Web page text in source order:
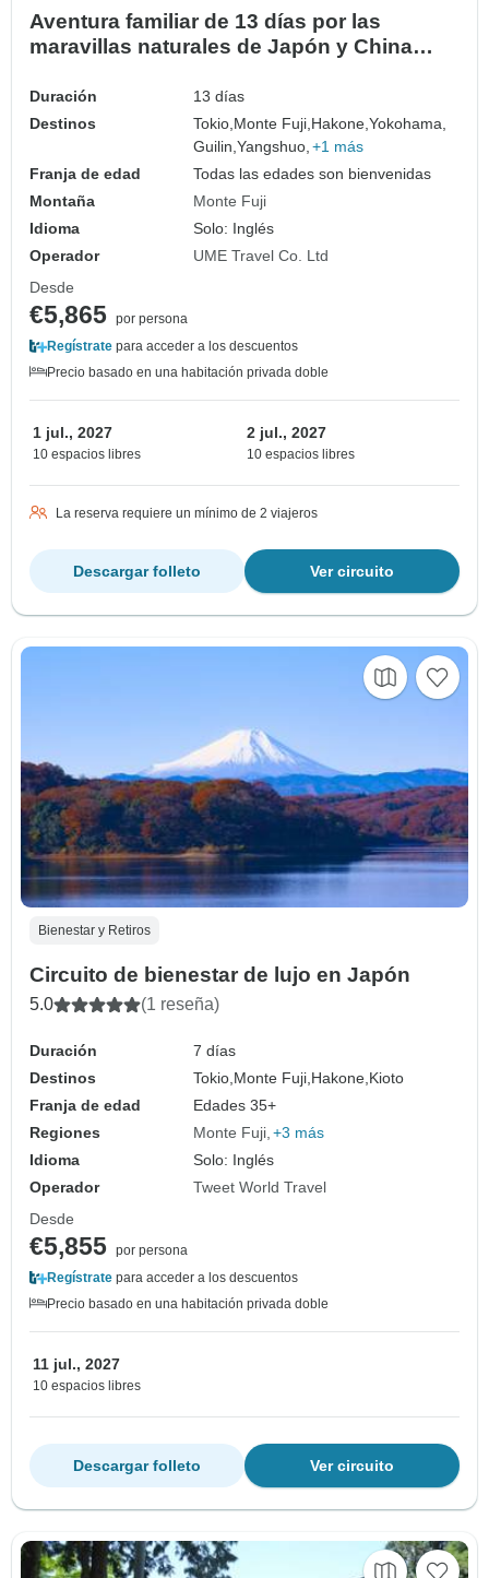
Aventura familiar de 13 días por las
maravillas naturales de Japón y China
Personalizable
Duración
13 días
Destinos
Tokio, Monte Fuji, Hakone,Yokohama,
Guilin,Yangshuo, +1 más
Franja de edad
Todas las edades son bienvenidas
Montaña
Monte Fuji
Idioma
Solo: Inglés
Operador
UME Travel Co. Ltd
Desde
€5,865 por persona
Regístrate para acceder a los descuentos
Precio basado en una habitación privada doble
1 jul., 2027
10 espacios libres
2 jul., 2027
10 espacios libres
La reserva requiere un mínimo de 2 viajeros
Ver circuito
Descargar folleto
Bienestar y Retiros
Circuito de bienestar de lujo en Japón
5.0 (1 reseña)
Duración
7 días
Destinos
Tokio, Monte Fuji, Hakone, Kioto
Franja de edad
Edades 35+
Regiones
Monte Fuji +3 más
Idioma
Solo: Inglés
Operador
Tweet World Travel
Desde
€5,855 por persona
Regístrate para acceder a los descuentos
Precio basado en una habitación privada doble
11 jul., 2027
10 espacios libres
Ver circuito
Descargar folleto